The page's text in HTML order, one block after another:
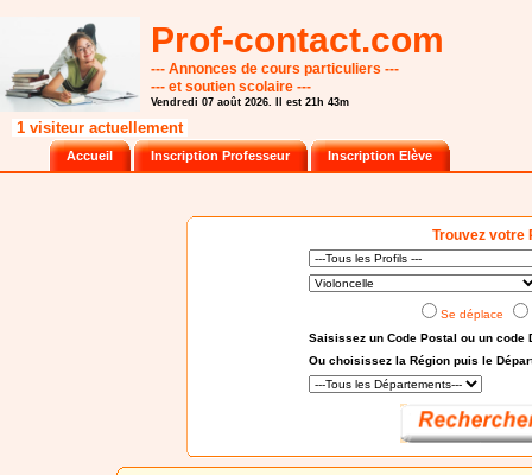
Prof-contact.com
--- Annonces de cours particuliers ---
--- et soutien scolaire ---
Vendredi 07 août 2026. Il est 21h 43m
1 visiteur actuellement
Accueil Inscription Professeur Inscription Elève
Trouvez votre
Se déplace
Saisissez un Code Postal ou un code
Ou choisissezla Région puis le